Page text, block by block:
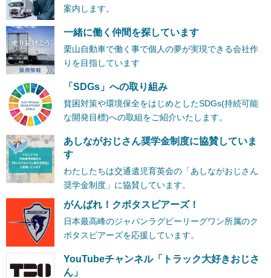
案内します。
一緒に働く仲間を探しています
栗山自動車で働く事で個人の夢が実現できる会社作
りを目指しています
「SDGs」への取り組み
貧困対策や環境保全をはじめとしたSDGs(持続可能
な開発目標)への取組をご紹介いたします。
あしながおじさん奨学金制度に協賛していま
す
わたしたちは交通遺児育英会の「あしながおじさん
奨学金制度」に協賛しています。
がんばれ！クボタスピアーズ！
日本最高峰のジャパンラグビーリーグワン所属のク
ボタスピアーズを応援しています。
YouTubeチャンネル「トラック大好きおじさ
ん」